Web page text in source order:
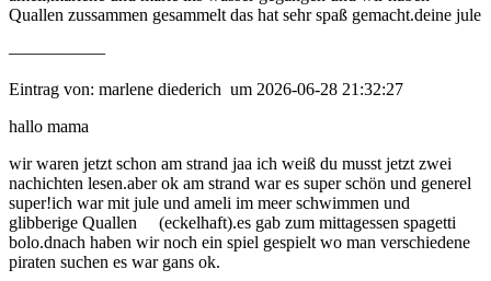
Quallen zussammen gesammelt das hat sehr spaß gemacht.deine jule
—————–
Eintrag von: marlene diederich um 2026-06-28 21:32:27
hallo mama
wir waren jetzt schon am strand jaa ich weiß du musst jetzt zwei
nachichten lesen.aber ok am strand war es super schön und generel
super!ich war mit jule und ameli im meer schwimmen und
glibberige Quallen (eckelhaft).es gab zum mittagessen spagetti
bolo.dnach haben wir noch ein spiel gespielt wo man verschiedene
piraten suchen es war gans ok.